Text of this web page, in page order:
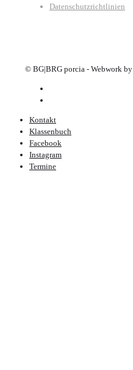
Datenschutzrichtlinien
© BG|BRG porcia - Webwork by
Kontakt
Klassenbuch
Facebook
Instagram
Termine